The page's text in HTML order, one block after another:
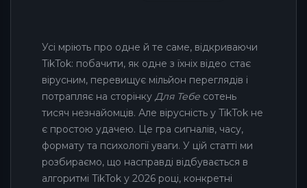
Усі мріють про одне й те саме, відкриваючи
TikTok: побачити, як одне з їхніх відео стає
вірусним, перевищує мільйон переглядів і
потрапляє на сторінку Для Тебе сотень
тисяч незнайомців. Але вірусність у TikTok не
є простою удачею. Це гра сигналів, часу,
формату та психології уваги. У цій статті ми
розбираємо, що насправді відбувається в
алгоритмі TikTok у 2026 році, конкретні